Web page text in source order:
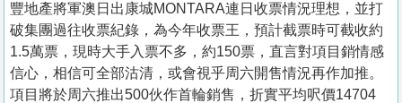
豐地產將軍澳日出康城MONTARA連日收票情況理想，並打
破集團過往收票紀錄，為今年收票王，預計截票時可截收約
1.5萬票，現時大手入票不多，約150票，直言對項目銷情感
信心，相信可全部沽清，或會視乎周六開售情況再作加推。
項目將於周六推出500伙作首輪銷售，折實平均呎價14704